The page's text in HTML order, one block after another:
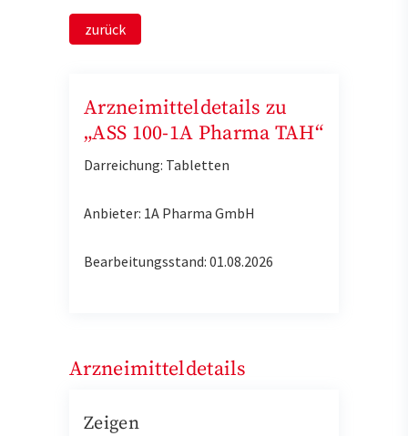
zurück
Arzneimitteldetails zu
„ASS 100-1A Pharma TAH“
Darreichung: Tabletten
Anbieter: 1A Pharma GmbH
Bearbeitungsstand: 01.08.2026
Arzneimitteldetails
Zeigen